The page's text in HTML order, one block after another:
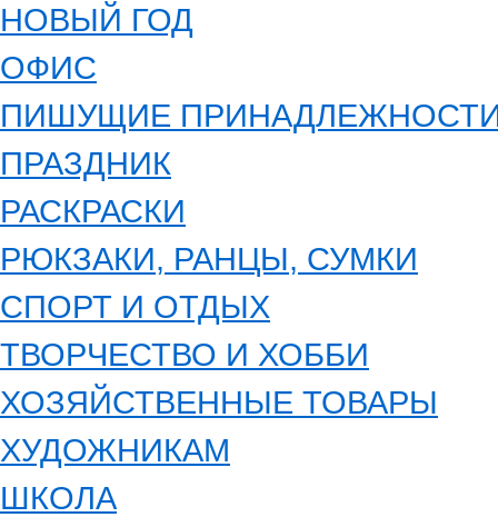
НОВЫЙ ГОД
ОФИС
ПИШУЩИЕ
ПРАЗДНИК
РАСКРАСКИ
РЮКЗАКИ, РАНЦЫ, СУМКИ
СПОРТ И ОТДЫХ
ТВОРЧЕСТВО И ХОББИ
ХОЗЯЙСТВЕННЫЕ ТОВАРЫ
ХУДОЖНИКАМ
ШКОЛА